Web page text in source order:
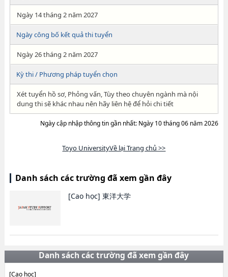
Ngày 14 tháng 2 năm 2027
Ngày công bố kết quả thi tuyển
Ngày 26 tháng 2 năm 2027
Kỳ thi / Phương pháp tuyển chọn
Xét tuyển hồ sơ, Phỏng vấn, Tùy theo chuyên ngành mà nội
dung thi sẽ khác nhau nên hãy liên hệ để hỏi chi tiết
Ngày cập nhập thông tin gần nhất: Ngày 10 tháng 06 năm 2026
Toyo UniversityVề lại Trang chủ >>
Danh sách các trường đã xem gần đây
[Cao học] 東洋大学
Danh sách các trường đã xem gần đây
[Cao học]